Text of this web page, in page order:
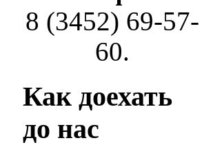
8 (3452) 69-57-
60.
Как доехать
до нас